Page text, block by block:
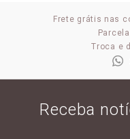
Frete grátis nas
Troca e
Receba